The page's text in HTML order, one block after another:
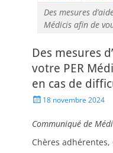
Des mesures
Médicis afin de
Des mesures
votre PER
en cas de
18 novembre 2024
Communiqué de
Chères